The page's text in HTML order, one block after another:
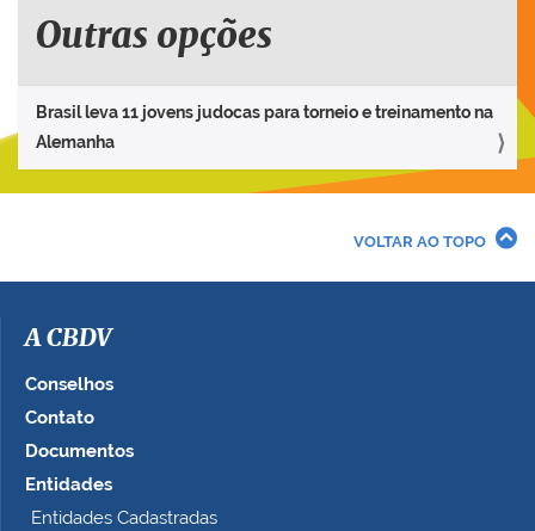
Outras opções
Brasil leva 11 jovens judocas para torneio e treinamento na
Alemanha
VOLTAR AO TOPO
A CBDV
Conselhos
Contato
Documentos
Entidades
Entidades Cadastradas